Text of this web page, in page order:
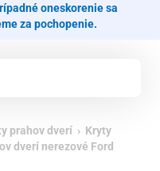
oneskorenie sa
za pochopenie.
prahov dverí › Kryty
dverí nerezové Ford